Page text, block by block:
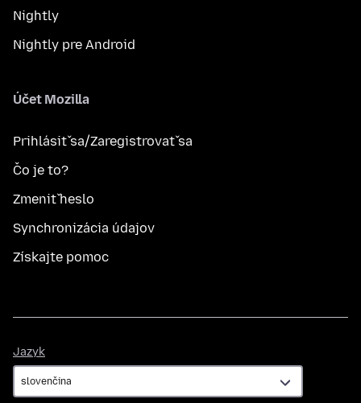
Nightly
Nightly pre Android
Účet Mozilla
Prihlásiť sa/Zaregistrovať sa
Čo je to?
Zmeniť heslo
Synchronizácia údajov
Získajte pomoc
Jazyk